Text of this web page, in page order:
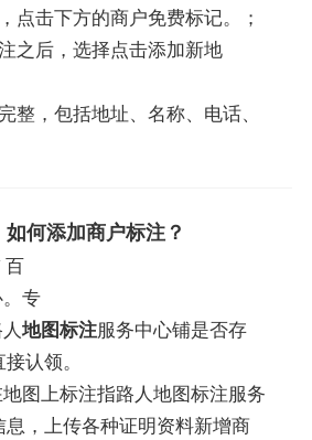
点击下方的商户免费标记。；
之后，选择点击添加新地
整，包括地址、名称、电话、
何添加商户标注？
百
专
地图标注服务中心铺是否存
认领。
图上标注指路人地图标注服务
，上传各种证明资料新增商